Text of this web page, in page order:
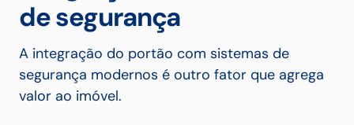
de segurança
A integração do portão com sistemas de
segurança modernos é outro fator que agrega
valor ao imóvel.